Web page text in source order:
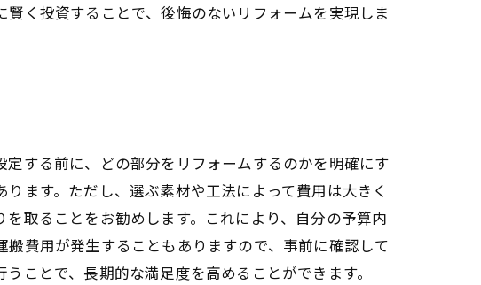
く投資することで、後悔のないリフォームを実現しま
する前に、どの部分をリフォームするのかを明確にす
ます。ただし、選ぶ素材や工法によって費用は大きく
取ることをお勧めします。これにより、自分の予算内
費用が発生することもありますので、事前に確認して
ことで、長期的な満足度を高めることができます。